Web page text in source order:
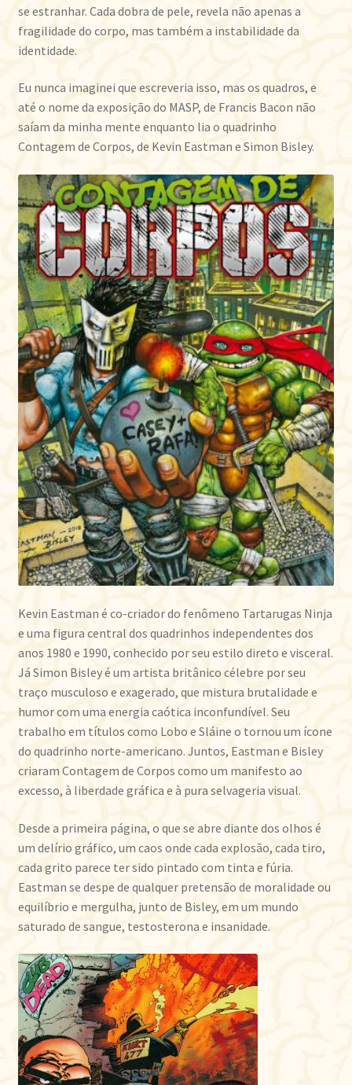
se estranhar. Cada dobra de pele, revela não apenas a
fragilidade do corpo, mas também a instabilidade da
identidade.
Eu nunca imaginei que escreveria isso, mas os quadros, e
até o nome da exposição do MASP, de Francis Bacon não
saíam da minha mente enquanto lia o quadrinho
Contagem de Corpos, de Kevin Eastman e Simon Bisley.
Kevin Eastman é co-criador do fenômeno Tartarugas Ninja
e uma figura central dos quadrinhos independentes dos
anos 1980 e 1990, conhecido por seu estilo direto e visceral.
Já Simon Bisley é um artista britânico célebre por seu
traço musculoso e exagerado, que mistura brutalidade e
humor com uma energia caótica inconfundível. Seu
trabalho em títulos como Lobo e Sláine o tornou um ícone
do quadrinho norte-americano. Juntos, Eastman e Bisley
criaram Contagem de Corpos como um manifesto ao
excesso, à liberdade gráfica e à pura selvageria visual.
Desde a primeira página, o que se abre diante dos olhos é
um delírio gráfico, um caos onde cada explosão, cada tiro,
cada grito parece ter sido pintado com tinta e fúria.
Eastman se despe de qualquer pretensão de moralidade ou
equilíbrio e mergulha, junto de Bisley, em um mundo
saturado de sangue, testosterona e insanidade.